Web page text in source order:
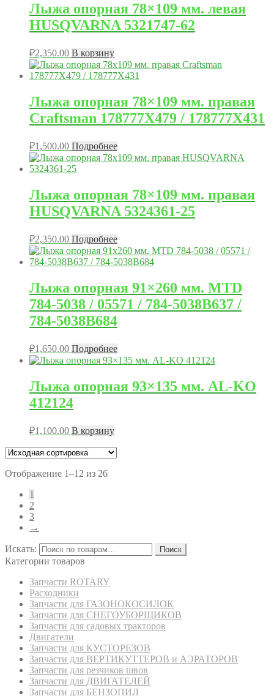
Лыжа опорная 78×109 мм. левая
HUSQVARNA 5321747-62
₽2,350.00 В корзину
Лыжа опорная 78×109 мм. правая
Craftsman 178777X479 / 178777X431
₽1,500.00 Подробнее
Лыжа опорная 78×109 мм. правая
HUSQVARNA 5324361-25
₽2,350.00 Подробнее
Лыжа опорная 91×260 мм. MTD
784-5038 / 05571 / 784-5038B637 /
784-5038B684
₽1,650.00 Подробнее
Лыжа опорная 93×135 мм. AL-KO
412124
₽1,100.00 В корзину
Отображение 1–12 из 26
1
2
3
→
Искать: Поиск
Категории товаров
Запчасти ROTARY
Расходники
Запчасти для ГАЗОНОКОСИЛОК
Запчасти для СНЕГОУБОРЩИКОВ
Запчасти для садовых тракторов
Двигатели
Запчасти для КУСТОРЕЗОВ
Запчасти для ВЕРТИКУТТЕРОВ и АЭРАТОРОВ
Запчасти для резчиков швов
Запчасти для ДВИГАТЕЛЕЙ
Запчасти для БЕНЗОПИЛ